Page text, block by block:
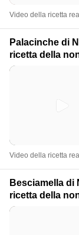
Video della ricetta
Palacinche di
ricetta della
Video della ricetta
Besciamella di
ricetta della